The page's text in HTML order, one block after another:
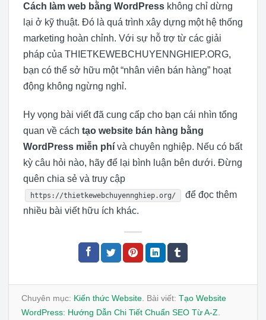
Cách làm web bằng WordPress không chỉ dừng
lại ở kỹ thuật. Đó là quá trình xây dựng một hệ thống
marketing hoàn chỉnh. Với sự hỗ trợ từ các giải
pháp của THIETKEWEBCHUYENNGHIEP.ORG,
bạn có thể sở hữu một “nhân viên bán hàng” hoạt
động không ngừng nghỉ.
Hy vọng bài viết đã cung cấp cho bạn cái nhìn tổng
quan về cách tạo website bán hàng bằng
WordPress miễn phí và chuyên nghiệp. Nếu có bất
kỳ câu hỏi nào, hãy để lại bình luận bên dưới. Đừng
quên chia sẻ và truy cập
https://thietkewebchuyennghiep.org/
để đọc thêm
nhiều bài viết hữu ích khác.
Chuyên mục: Kiến thức Website. Bài viết: Tạo Website
WordPress: Hướng Dẫn Chi Tiết Chuẩn SEO Từ A-Z.